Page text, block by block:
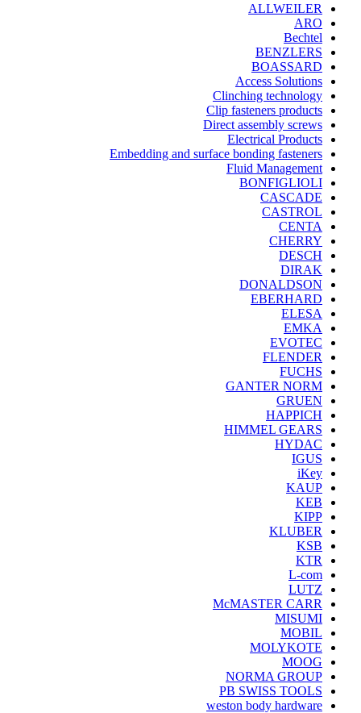
ALLWEILER
ARO
Bechtel
BENZLERS
BOASSARD
Access Solutions
Clinching technology
Clip fasteners products
Direct assembly screws
Electrical Products
Embedding and surface bonding fasteners
Fluid Management
BONFIGLIOLI
CASCADE
CASTROL
CENTA
CHERRY
DESCH
DIRAK
DONALDSON
EBERHARD
ELESA
EMKA
EVOTEC
FLENDER
FUCHS
GANTER NORM
GRUEN
HAPPICH
HIMMEL GEARS
HYDAC
IGUS
iKey
KAUP
KEB
KIPP
KLUBER
KSB
KTR
L-com
LUTZ
McMASTER CARR
MISUMI
MOBIL
MOLYKOTE
MOOG
NORMA GROUP
PB SWISS TOOLS
weston body hardware